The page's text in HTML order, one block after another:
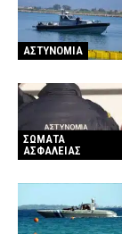
ΑΣΤΥΝΟΜΙΑ
ΣΩΜΑΤΑ
ΑΣΦΑΛΕΙΑΣ